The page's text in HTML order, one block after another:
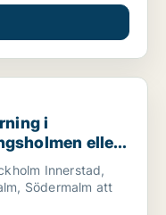
Innerstad,
i
eller
Innerstad,
Södermalm att